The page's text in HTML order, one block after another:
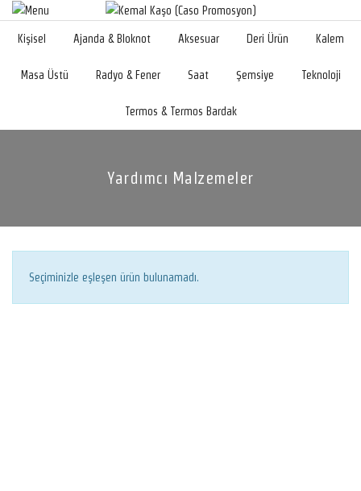
Kişisel Ajanda & Bloknot Aksesuar Deri Ürün Kalem
Masa Üstü Radyo & Fener Saat Şemsiye Teknoloji
Termos & Termos Bardak
Yardımcı Malzemeler
Seçiminizle eşleşen ürün bulunamadı.